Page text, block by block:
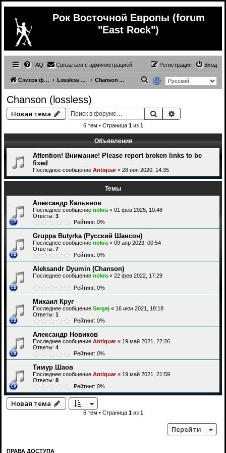
Рок Восточной Европы (forum
"East Rock")
FAQ Связаться с администрацией Вход
Регистрация
Список форумов Lossless Russian (& ex.USSR) music Chanson (lossless)
с
Chanson (lossless)
Новая тема Поиск
6 тем • Страница 1из 1
Объявления
Attention! Внимание! Please report broken links to be
fixed
Последнее сообщение Antiquar« 28 ноя 2020, 14:35
Темы
Александр Кальянов
Последнее сообщение nokra « 01 фев 2025, 10:48
Ответы: 3
Рейтинг: 0%
Gruppa Butyrka (Русский Шансон)
Последнее сообщение nokra « 09 апр 2023, 00:54
Ответы: 7
Рейтинг: 0%
Aleksandr Dyumin (Chanson)
Последнее сообщение nokra « 22 фев 2022, 17:29
Рейтинг: 0%
Михаил Круг
Последнее сообщение Sergej « 16 июн 2021, 18:18
Ответы: 1
Рейтинг: 0%
Александр Новиков
Последнее сообщение Antiquar« 19 май 2021, 22:26
Ответы: 4
Рейтинг: 0%
Тимур Шаов
Последнее сообщение Antiquar« 19 май 2021, 21:59
Ответы: 8
Рейтинг: 0%
Новая тема
6 тем • Страница 1из 1
Перейти
ПРАВА ДОСТУПА